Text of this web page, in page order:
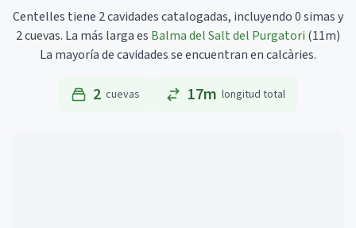
Centelles tiene 2 cavidades catalogadas, incluyendo 0 simas y
2 cuevas. La más larga es Balma del Salt del Purgatori (11m)
La mayoría de cavidades se encuentran en calcàries.
2 cuevas 17m longitud total